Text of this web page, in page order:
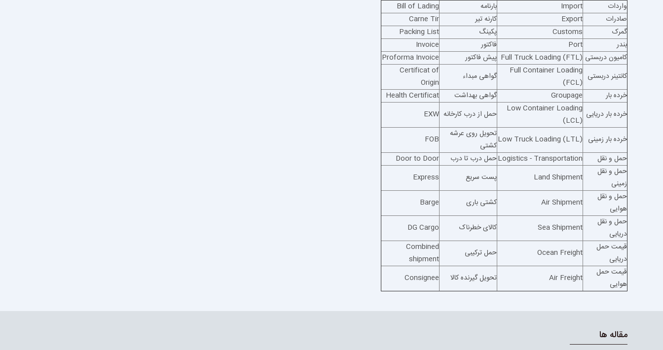
واردات
Import بارنامه
Bill of Lading
صادرات
Export کارنه تیر
Carne Tir
گمرک
Customs پکینگ
Packing List
بندر
Port فاکتور
Invoice
کامیون دربستی Full Truck Loading (FTL) پیش فاکتور
Proforma Invoice
کانتینر دربستی Full Container Loading
(FCL)
گواهی مبداء
Certificat of
Origin
خرده بار
Groupage گواهی بهداشت
Health Certificat
خرده بار دریایی Low Container Loading
(LCL)
حمل از درب کارخانه EXW
خرده بار زمینی Low Truck Loading (LTL)تحویل روی عرشه
کشتی
FOB
حمل و نقل
Logistics - Transportationحمل درب تا درب
Door to Door
حمل و نقل
زمینی
Land Shipment پست سریع
Express
حمل و نقل
هوایی
Air Shipment کشتی باری
Barge
حمل و نقل
دریایی
Sea Shipment کالای خطرناک
DG Cargo
قیمت حمل
دریایی
Ocean Freight حمل ترکیبی
Combined
shipment
قیمت حمل
هوایی
Air Freight تحویل گیرنده کالا Consignee
مقاله ها